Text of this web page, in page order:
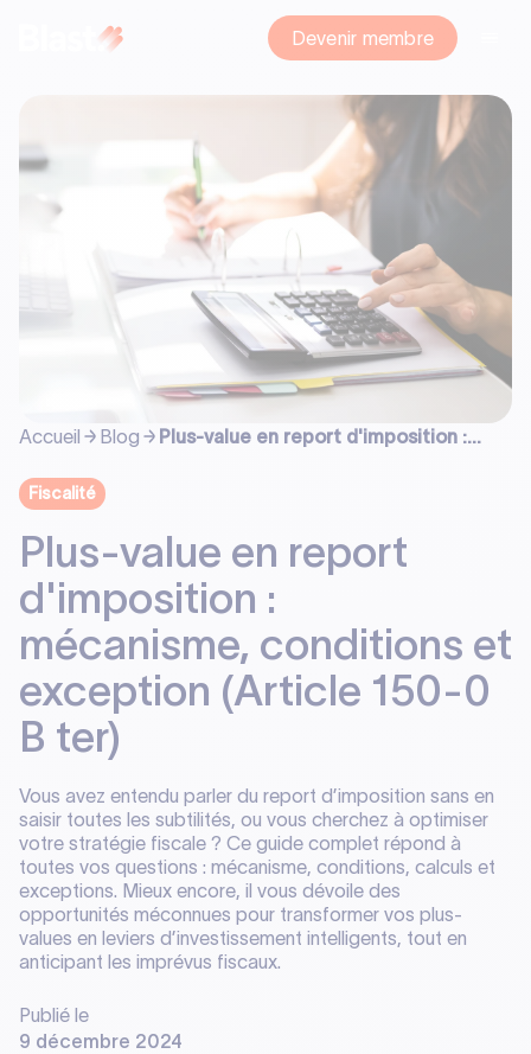
Devenir membre
Accueil Blog
Plus-value en report d'imposition :
Fiscalité
Plus-value en report
d'imposition :
mécanisme, conditions et
exception (Article 150-0
B ter)
Vous avez entendu parler du report d’imposition sans en
saisir toutes les subtilités, ou vous cherchez à optimiser
votre stratégie fiscale ? Ce guide complet répond à
toutes vos questions : mécanisme, conditions, calculs et
exceptions. Mieux encore, il vous dévoile des
opportunités méconnues pour transformer vos plus-
values en leviers d’investissement intelligents, tout en
anticipant les imprévus fiscaux.
Publié le
9 décembre 2024